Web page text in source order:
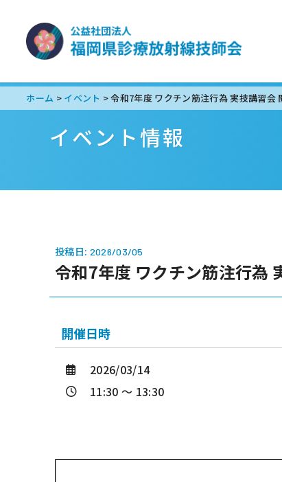
ホーム > イベント >令和7年度 ワクチン筋注行為 実技講習会
イベント情報
投稿日: 2026/03/05
令和7年度 ワクチン筋注行為
開催日時
2026/03/14
11:30 ～ 13:30